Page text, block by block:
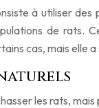
à utiliser des
de rats.
cas, mais elle a
les rats, mais